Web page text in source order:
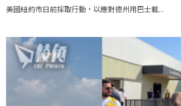
美國紐約市日前採取行動，以應對德州用巴士載...